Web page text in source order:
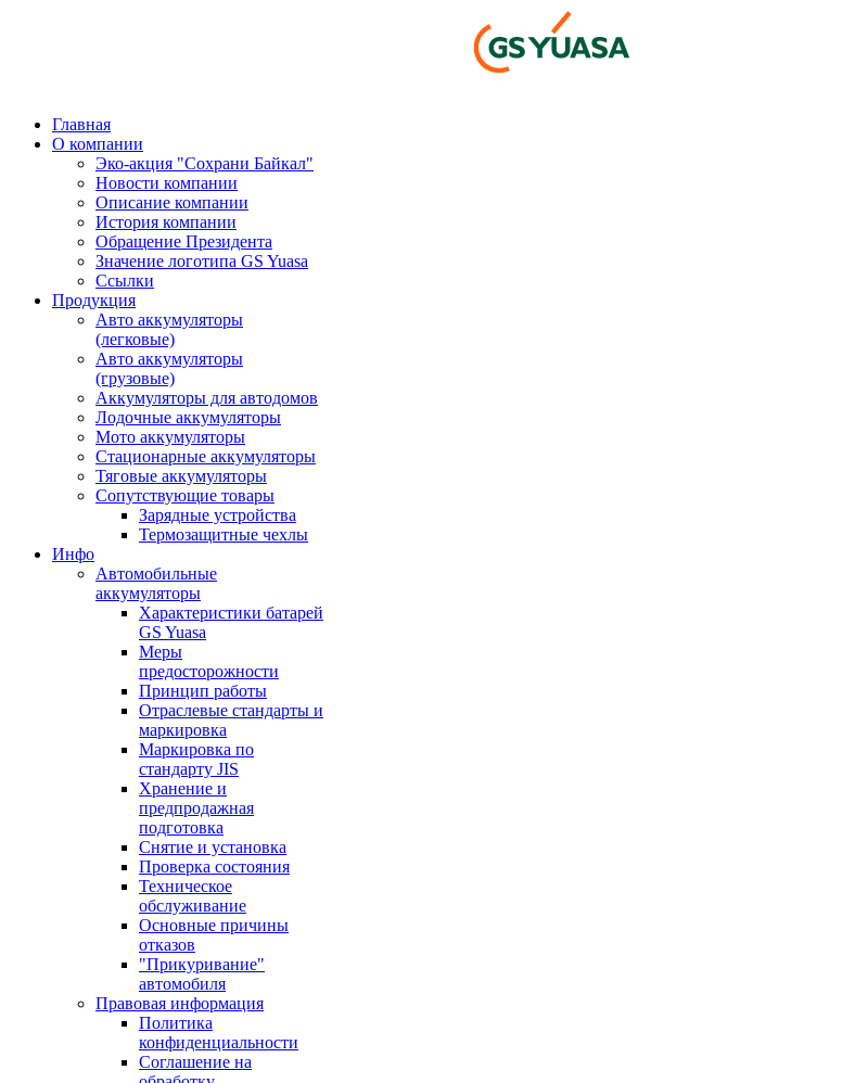
Главная
О компании
Эко-акция "Сохрани Байкал"
Новости компании
Описание компании
История компании
Обращение Президента
Значение логотипа GS Yuasa
Ссылки
Продукция
Авто аккумуляторы
(легковые)
Авто аккумуляторы
(грузовые)
Аккумуляторы для автодомов
Лодочные аккумуляторы
Мото аккумуляторы
Стационарные аккумуляторы
Тяговые аккумуляторы
Сопутствующие товары
Зарядные устройства
Термозащитные чехлы
Инфо
Автомобильные
аккумуляторы
Характеристики батарей
GS Yuasa
Меры
предосторожности
Принцип работы
Отраслевые стандарты и
маркировка
Маркировка по
стандарту JIS
Хранение и
предпродажная
подготовка
Снятие и установка
Проверка состояния
Техническое
обслуживание
Основные причины
отказов
"Прикуривание"
автомобиля
Правовая информация
Политика
конфиденциальности
Соглашение на